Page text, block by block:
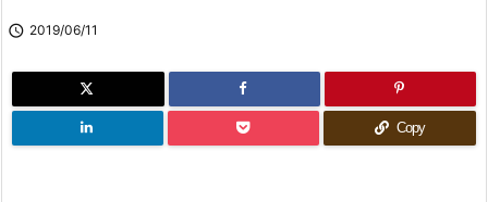
 2019/06/11
Copy